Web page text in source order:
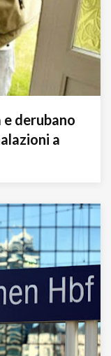
derubano
a